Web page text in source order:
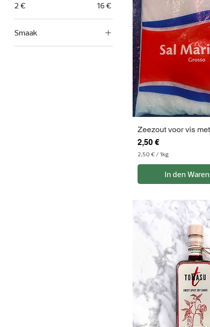
2 € 16 €
Smaak
Zeezout voor vis
Preis
2,50 €
2,50 € /1kg
0
o
r
a
m
In den